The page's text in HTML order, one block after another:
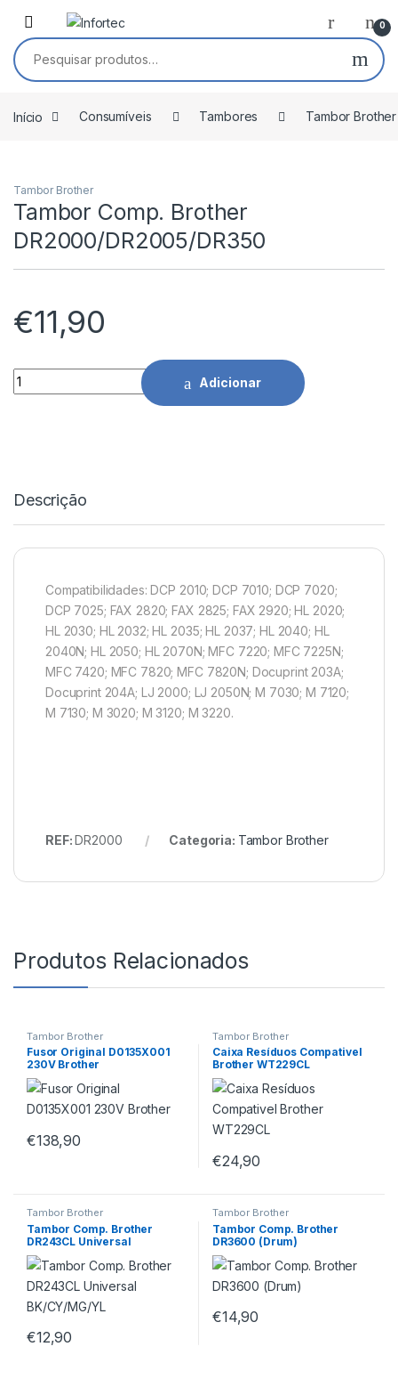
Saltar para navegação
Pular para o conteúdo
0
Pesquisar por:
Início Consumíveis Tambores Tambor Brother
Tambor Brother
Tambor Comp. Brother
DR2000/DR2005/DR350
€11,90
Tambor Comp. Brother DR2000/DR2005/DR350 quantidade
Adicionar
Descrição
Compatibilidades: DCP 2010; DCP 7010; DCP 7020;
DCP 7025; FAX 2820; FAX 2825; FAX 2920; HL 2020;
HL 2030; HL 2032; HL 2035; HL 2037; HL 2040; HL
2040N; HL 2050; HL 2070N; MFC 7220; MFC 7225N;
MFC 7420; MFC 7820; MFC 7820N; Docuprint 203A;
Docuprint 204A; LJ 2000; LJ 2050N; M 7030; M 7120;
M 7130; M 3020; M 3120; M 3220.
REF:DR2000 Categoria: Tambor Brother
Produtos Relacionados
Tambor Brother
Fusor Original D0135X001
230V Brother
€138,90
Tambor Brother
Caixa Resíduos Compativel
Brother WT229CL
€24,90
Tambor Brother
Tambor Comp. Brother
DR243CL Universal
BK/CY/MG/YL
€12,90
Tambor Brother
Tambor Comp. Brother
DR3600 (Drum)
€14,90